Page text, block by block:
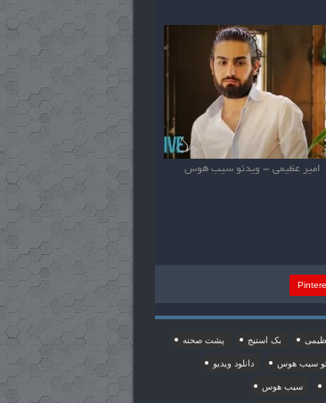
امیر عظیمی – ویدئو سیب هوس
بک استیج پشت صحنه
سیب هوس دانلود ویدیو
سیب هوس